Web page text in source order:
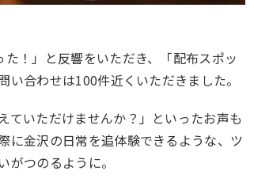
！」と反響をいただき、
「配布スポッ
合わせは100件近くいただきました。
ていただけませんか？」といったお声も
に金沢の日常を追体験できるような、ツ
つのるように。